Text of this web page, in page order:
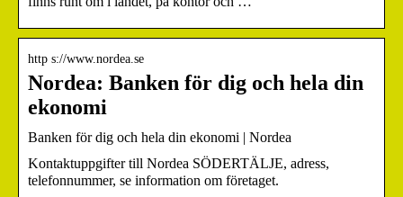
http s://www.nordea.se
Nordea: Banken för dig och hela din
ekonomi
Banken för dig och hela din ekonomi | Nordea
Kontaktuppgifter till Nordea SÖDERTÄLJE, adress,
telefonnummer, se information om företaget.